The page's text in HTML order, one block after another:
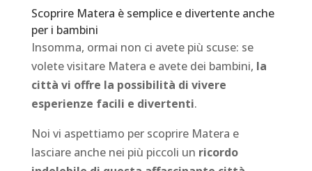
Scoprire Matera è semplice e divertente anche
per i bambini
Insomma, ormai non ci avete più scuse: se
volete visitare Matera e avete dei bambini, la
città vi offre la possibilità di vivere
esperienze facili e divertenti.
Noi vi aspettiamo per scoprire Matera e
lasciare anche nei più piccoli un ricordo